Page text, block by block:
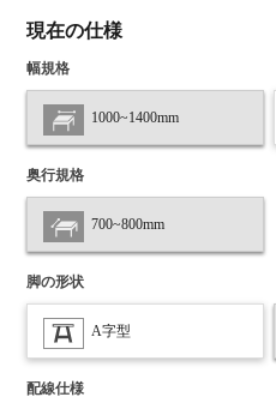
現在の仕様
幅規格
1000~1400mm
奥行規格
700~800mm
脚の形状
A字型
配線仕様